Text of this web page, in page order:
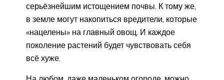
серьёзнейшим истощением почвы. К тому же,
в земле могут накопиться вредители, которые
«нацелены» на главный овощ. И каждое
поколение растений будет чувствовать себя
всё хуже.